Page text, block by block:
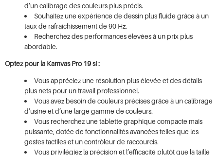
d’un calibrage des couleurs plus précis.
Souhaitez une expérience de dessin plus fluide grâce à un
taux de rafraîchissement de 90 Hz.
Recherchez des performances élevées à un prix plus
abordable.
Optez pour la Kamvas Pro 19 si :
Vous appréciez une résolution plus élevée et des détails
plus nets pour un travail professionnel.
Vous avez besoin de couleurs précises grâce à un calibrage
d’usine et d’une large gamme de couleurs.
Vous recherchez une tablette graphique compacte mais
puissante, dotée de fonctionnalités avancées telles que les
gestes tactiles et un contrôleur de raccourcis.
Vous privilégiez la précision et l’efficacité plutôt que la taille